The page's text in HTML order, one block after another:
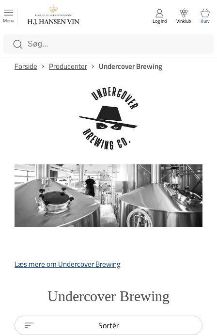
Luk
Kategorier
Menu Log ind Vinklub Kurv
Forside Producenter Undercover Brewing
Læs mere om Undercover Brewing
Undercover Brewing
Sortér